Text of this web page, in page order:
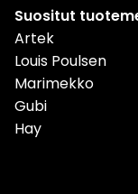
Suositut
Artek
Louis Poulsen
Marimekko
Gubi
Hay